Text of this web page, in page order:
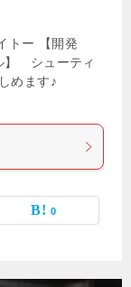
トー 【開発
】 シューティ
めます♪
0